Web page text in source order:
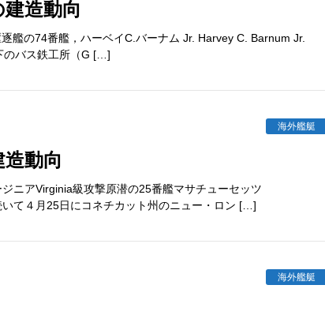
建造動向
艦の74番艦，ハーベイC.バーナム Jr. Harvey C. Barnum Jr.
のバス鉄工所（G […]
海外艦艇
造動向
ニアVirginia級攻撃原潜の25番艦マサチューセッツ
て４月25日にコネチカット州のニュー・ロン […]
海外艦艇